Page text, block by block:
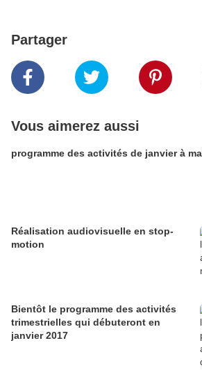
Partager
Vous aimerez aussi
programme des activités de janvier à
Réalisation audiovisuelle en stop-
motion
Bientôt le programme des activités
trimestrielles qui débuteront en
janvier 2017